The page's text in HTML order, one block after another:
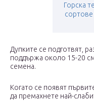
Горска
сортове
Дупките се подготвят,
поддържа около 15-20
семена.
Когато се появят
да премахнете най-